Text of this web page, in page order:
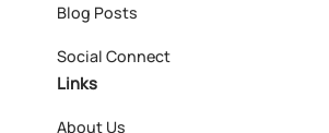
Blog Posts
Social Connect
Links
About Us